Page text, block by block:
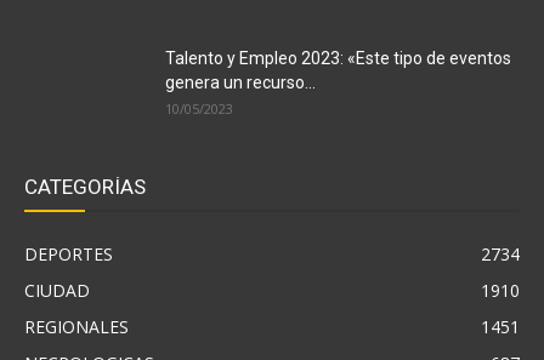
Talento y Empleo 2023: «Este tipo de eventos
genera un recurso...
10/05/2023
CATEGORÍAS
DEPORTES
2734
CIUDAD
1910
REGIONALES
1451